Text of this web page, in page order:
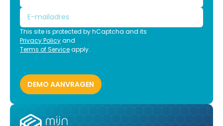
This site is protected by hCaptcha and its
Privacy Policyand
Terms of Serviceapply.